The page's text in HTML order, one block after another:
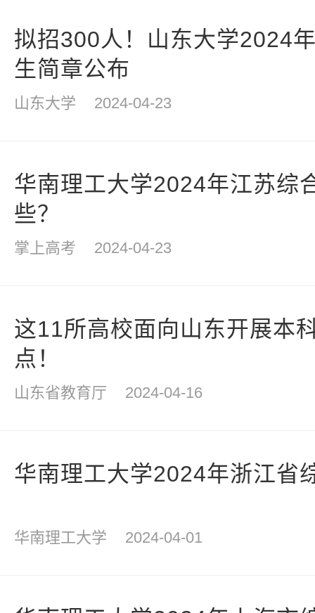
拟招300人！山东大学2024
生简章公布
山东大学 2024-04-23
华南理工大学2024年江苏综
些？
掌上高考 2024-04-23
这11所高校面向山东开展本
点！
山东省教育厅 2024-04-16
华南理工大学2024年浙江省
华南理工大学 2024-04-01